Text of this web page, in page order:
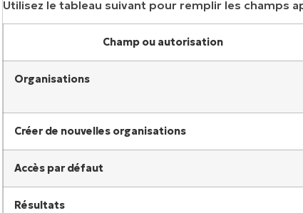
Utilisez le tableau suivant pour remplir les champs
Champ ou autorisation
Organisations
Créer de nouvelles organisations
Accès par défaut
Résultats